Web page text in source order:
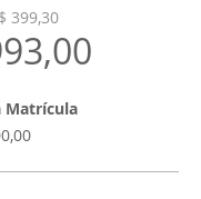
399,30
Matrícula